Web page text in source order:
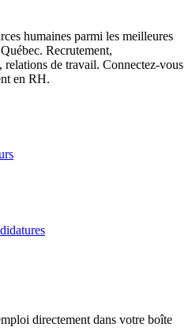
humaines parmi les meilleures
Recrutement,
de travail. Connectez-vous
en RH.
directement dans votre boîte